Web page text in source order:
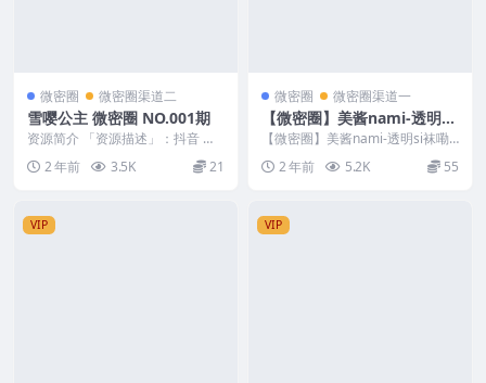
微密圈 微密圈渠道二
雪嘤公主 微密圈 NO.001期
资源简介 「资源描述」：抖音 雪
嘤公主 微密圈 NO.001期 【27V】
「资...2 年前 3.5K 21
微密圈 微密圈渠道一
【微密圈】美酱nami-透明si
袜嘞住蜜腿
【微密圈】美酱nami-透明si袜嘞
住蜜腿 资源简介 「资源名称」：
【微密圈】美...
2 年前 5.2K 55
VIP VIP